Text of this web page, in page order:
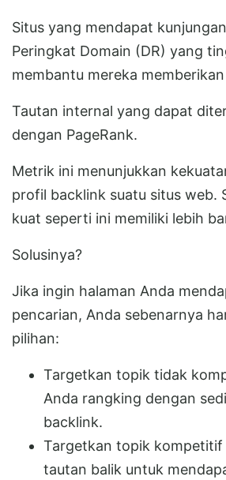
Situs yang mendapat
Peringkat Domain (DR) yang
membantu mereka
Tautan internal yang dapat
dengan PageRank.
Metrik ini menunjukkan
profil backlink suatu situs web.
kuat seperti ini memiliki lebih
Solusinya?
Jika ingin halaman Anda
pencarian, Anda sebenarnya
pilihan:
Targetkan topik tidak
Anda rangking dengan
backlink.
Targetkan topik kompetitif
tautan balik untuk